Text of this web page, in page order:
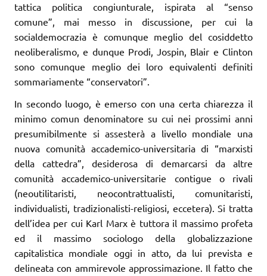
tattica politica congiunturale, ispirata al “senso
comune”, mai messo in discussione, per cui la
socialdemocrazia è comunque meglio del cosiddetto
neoliberalismo, e dunque Prodi, Jospin, Blair e Clinton
sono comunque meglio dei loro equivalenti definiti
sommariamente “conservatori”.
In secondo luogo, è emerso con una certa chiarezza il
minimo comun denominatore su cui nei prossimi anni
presumibilmente si assesterà a livello mondiale una
nuova comunità accademico-universitaria di “marxisti
della cattedra”, desiderosa di demarcarsi da altre
comunità accademico-universitarie contigue o rivali
(neoutilitaristi, neocontrattualisti, comunitaristi,
individualisti, tradizionalisti-religiosi, eccetera). Si tratta
dell’idea per cui Karl Marx è tuttora il massimo profeta
ed il massimo sociologo della globalizzazione
capitalistica mondiale oggi in atto, da lui prevista e
delineata con ammirevole approssimazione. Il fatto che